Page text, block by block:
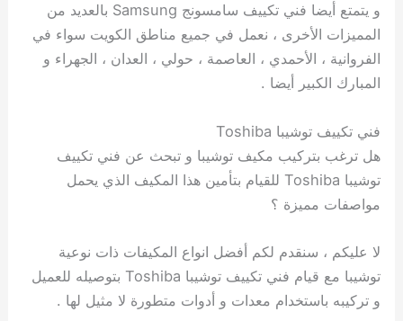
و يتمتع أيضا فني تكييف سامسونج Samsung بالعديد من
المميزات الأخرى ، نعمل في جميع مناطق الكويت سواء في
الفروانية ، الأحمدي ، العاصمة ، حولي ، العدان ، الجهراء و
المبارك الكبير أيضا .
فني تكييف توشيبا Toshiba
هل ترغب بتركيب مكيف توشيبا و تبحث عن فني تكييف
توشيبا Toshiba للقيام بتأمين هذا المكيف الذي يحمل
مواصفات مميزة ؟
لا عليكم ، سنقدم لكم أفضل انواع المكيفات ذات نوعية
توشيبا مع قيام فني تكييف توشيبا Toshiba بتوصيله للعميل
و تركيبه باستخدام معدات و أدوات متطورة لا مثيل لها .